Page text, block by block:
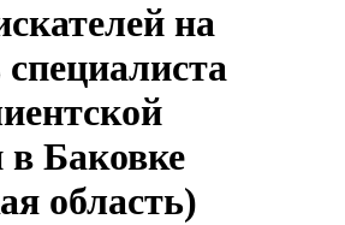
на
Баковке
область)